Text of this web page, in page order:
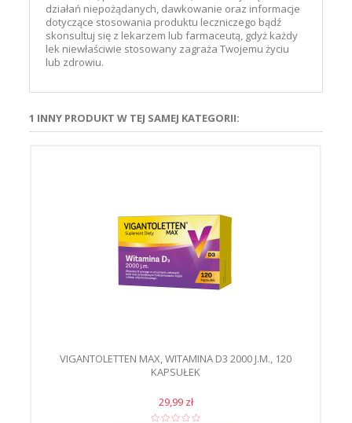
działań niepożądanych, dawkowanie oraz informacje
dotyczące stosowania produktu leczniczego bądź
skonsultuj się z lekarzem lub farmaceutą, gdyż każdy
lek niewłaściwie stosowany zagraża Twojemu życiu
lub zdrowiu.
1 INNY PRODUKT W TEJ SAMEJ KATEGORII:
VIGANTOLETTEN MAX, WITAMINA D3 2000 J.M., 120
KAPSUŁEK
29,99 zł